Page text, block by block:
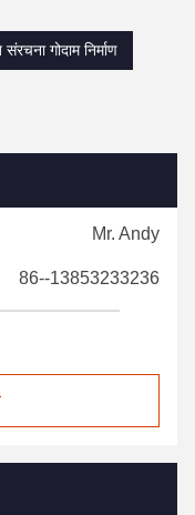
संरचना गोदाम निर्माण
Mr. Andy
86--13853233236